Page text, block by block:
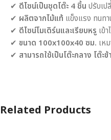
✔ ดีไซน์เป็นชุดโต๊ะ 4 ชิ้น ปรับเป
✔ ผลิตจากไม้แท้ แข็งแรง ทนทา
✔ ดีไซน์โมเดิร์นและเรียบหรู เข้
✔ ขนาด 100x100x40 ซม. เห
✔ สามารถใช้เป็นโต๊ะกลาง โต๊
Related Products